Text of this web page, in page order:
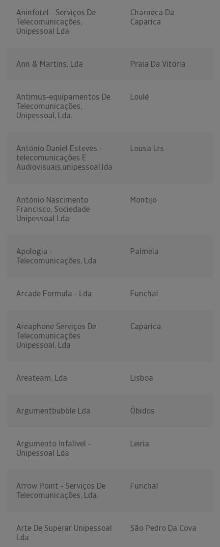
Aninfotel - Serviços De
Telecomunicações,
Unipessoal Lda
Charneca Da
Caparica
Ann & Martins, Lda Praia Da Vitória
Antimus-equipamentos De
Telecomunicações,
Unipessoal, Lda.
Loulé
António Daniel Esteves -
telecomunicações E
Audiovisuais,unipessoal,lda
Lousa Lrs
António Nascimento
Francisco, Sociedade
Unipessoal Lda
Montijo
Apologia -
Telecomunicações, Lda
Palmela
Arcade Formula - Lda Funchal
Areaphone Serviços De
Telecomunicações
Unipessoal, Lda
Caparica
Areateam, Lda Lisboa
Argumentbubble Lda Óbidos
Argumento Infalível -
Unipessoal Lda
Leiria
Arrow Point - Serviços De
Telecomunicações, Lda.
Funchal
Arte De Superar Unipessoal
Lda
São Pedro Da Cova